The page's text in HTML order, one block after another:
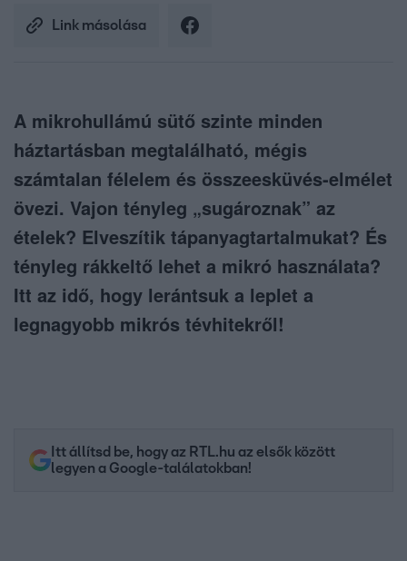
Link másolása
A mikrohullámú sütő szinte minden
háztartásban megtalálható, mégis
számtalan félelem és összeesküvés-elmélet
övezi. Vajon tényleg „sugároznak” az
ételek? Elveszítik tápanyagtartalmukat? És
tényleg rákkeltő lehet a mikró használata?
Itt az idő, hogy lerántsuk a leplet a
legnagyobb mikrós tévhitekről!
Itt állítsd be, hogy az RTL.hu az elsők között
legyen a Google-találatokban!